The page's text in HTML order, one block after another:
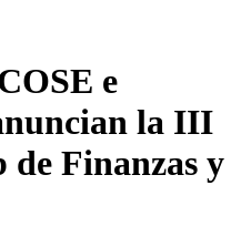
e
la III
Finanzas y